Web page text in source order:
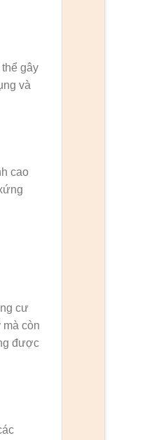
gây
và
cao
cư
mà còn
được